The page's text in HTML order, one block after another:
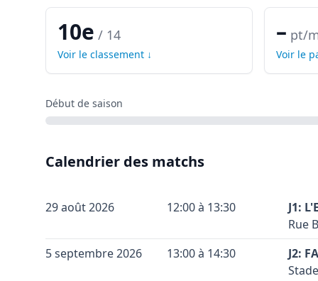
10e / 14
Voir le classement ↓
– pt/
Voir le
Début de saison
Calendrier des matchs
29 août 2026 12:00 à 13:30
J1:
Rue
+
5 septembre 2026 13:00 à 14:30
J2: